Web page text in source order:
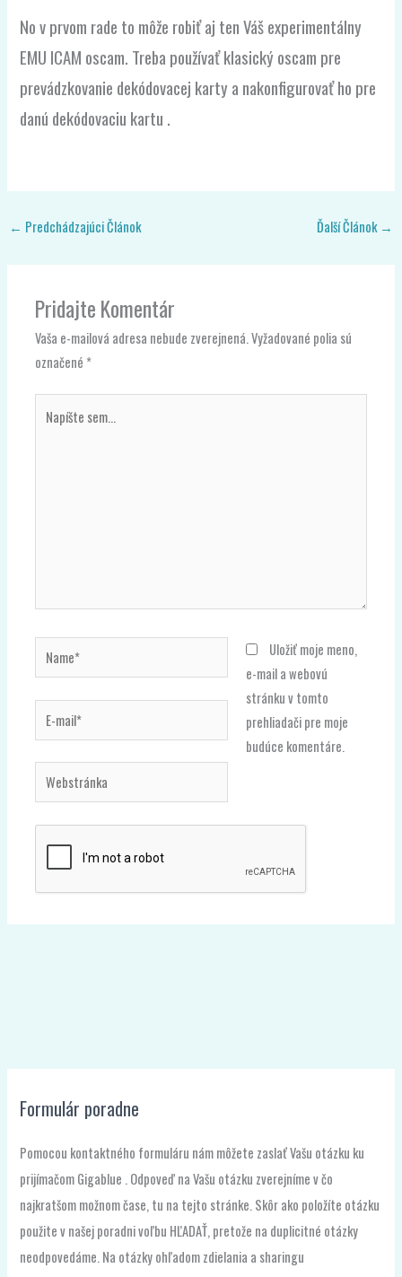
No v prvom rade to môže robiť aj ten Váš experimentálny
EMU ICAM oscam. Treba používať klasický oscam pre
prevádzkovanie dekódovacej karty a nakonfigurovať ho pre
danú dekódovaciu kartu .
← Predchádzajúci Článok Ďalší Článok →
Pridajte Komentár
Vaša e-mailová adresa nebude zverejnená.Vyžadované polia sú
označené *
sem...
Name*
mail*
Webstránka
Uložiť moje meno,
e-mail a webovú
stránku v tomto
prehliadači pre moje
budúce komentáre.
Formulár poradne
Pomocou kontaktného formuláru nám môžete zaslať Vašu otázku ku
prijímačom Gigablue . Odpoveď na Vašu otázku zverejníme v čo
najkratšom možnom čase, tu na tejto stránke. Skôr ako položíte otázku
použite v našej poradni voľbu HĽADAŤ, pretože na duplicitné otázky
neodpovedáme. Na otázky ohľadom zdielania a sharingu